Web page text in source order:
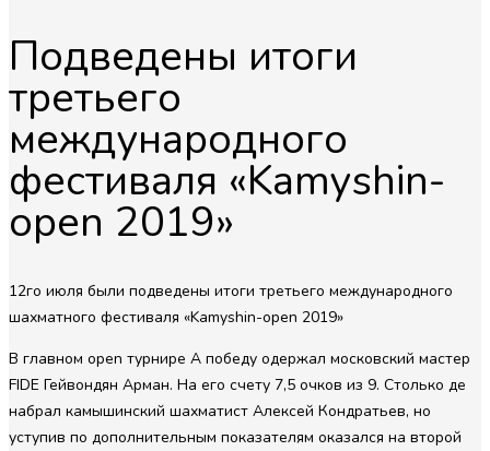
Подведены итоги
третьего
международного
фестиваля «Kamyshin-
open 2019»
12го июля были подведены итоги третьего международного
шахматного фестиваля «Kamyshin-open 2019»
В главном open турнире А победу одержал московский мастер
FIDE Гейвондян Арман. На его счету 7,5 очков из 9. Столько де
набрал камышинский шахматист Алексей Кондратьев, но
уступив по дополнительным показателям оказался на второй